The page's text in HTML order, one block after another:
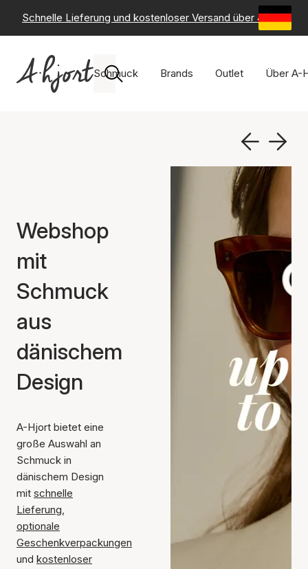
Schnelle Lieferung und kostenloser Versand über 49 € -
Schmuck Brands Outlet Über A-
Webshop
mit
Schmuck
aus
dänischem
Design
A-Hjort bietet eine
große Auswahl an
Schmuck in
dänischem Design
mit schnelle
Lieferung,
optionale
Geschenkverpackungen
und kostenloser